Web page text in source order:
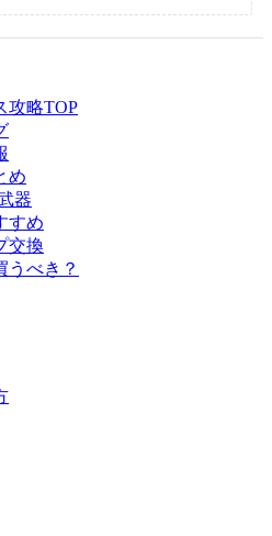
攻略TOP
め
器
すめ
交換
うべき？